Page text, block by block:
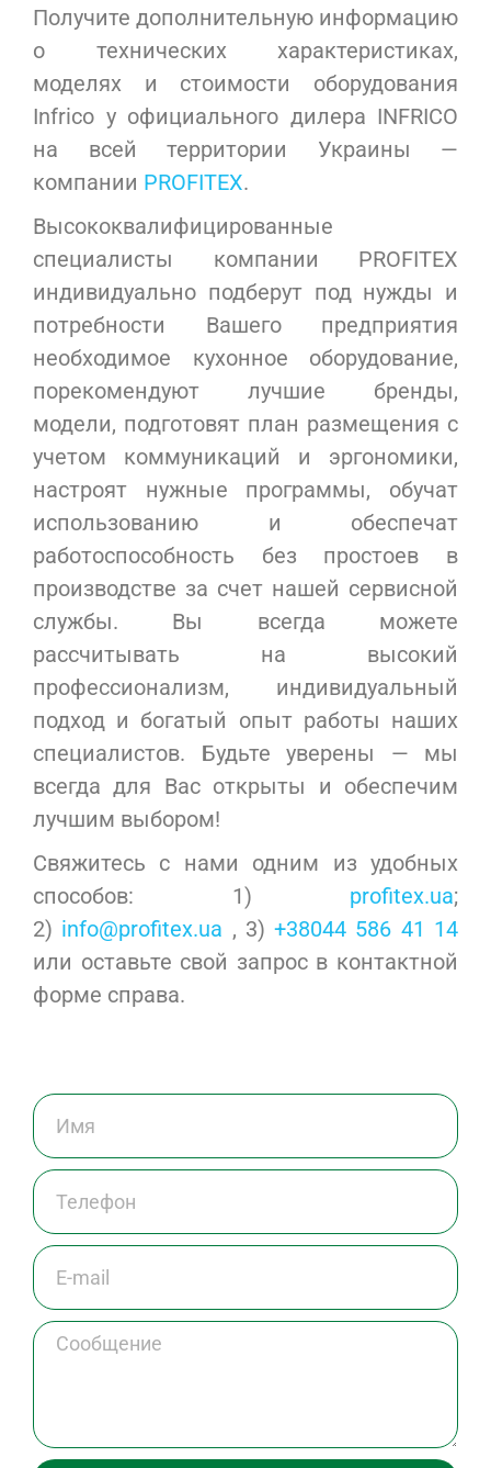
Получите дополнительную информацию
о технических характеристиках,
моделях и стоимости оборудования
Infrico у официального дилера INFRICO
на всей территории Украины —
компании PROFITEX.
Высококвалифицированные
специалисты компании PROFITEX
индивидуально подберут под нужды и
потребности Вашего предприятия
необходимое кухонное оборудование,
порекомендуют лучшие бренды,
модели, подготовят план размещения с
учетом коммуникаций и эргономики,
настроят нужные программы, обучат
использованию и обеспечат
работоспособность без простоев в
производстве за счет нашей сервисной
службы. Вы всегда можете
рассчитывать на высокий
профессионализм, индивидуальный
подход и богатый опыт работы наших
специалистов. Будьте уверены — мы
всегда для Вас открыты и обеспечим
лучшим выбором!
Свяжитесь с нами одним из удобных
способов: 1) profitex.ua;
2) info@profitex.ua , 3)+38044 586 41 14
или оставьте свой запрос в контактной
форме справа.